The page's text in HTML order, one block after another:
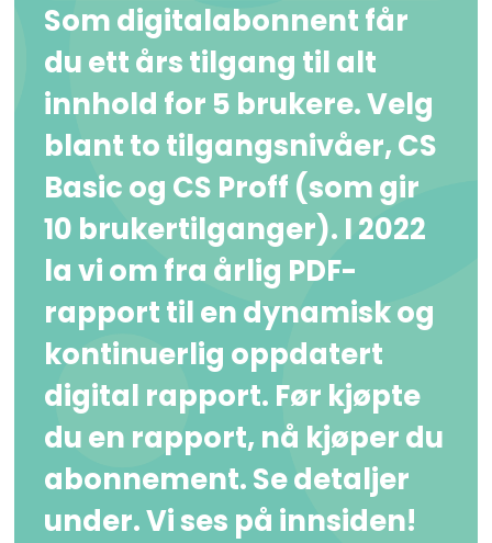
Som digitalabonnent får
du ett års tilgang til alt
innhold for 5 brukere. Velg
blant to tilgangsnivåer, CS
Basic og CS Proff (som gir
10 brukertilganger). I 2022
la vi om fra årlig PDF-
rapport til en dynamisk og
kontinuerlig oppdatert
digital rapport. Før kjøpte
du en rapport, nå kjøper du
abonnement. Se detaljer
under. Vi ses på innsiden!